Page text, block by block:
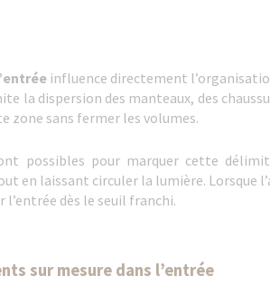
influence directement
la dispersion des manteaux, des
zone sans fermer les volumes.
possibles pour marquer cette
en laissant circuler la lumière. Lorsque
dès le seuil franchi.
sur mesure dans l’entrée